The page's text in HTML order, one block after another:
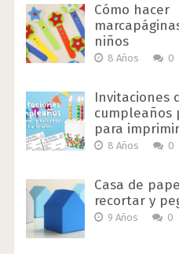
Cómo hacer
niños
8 Años 0
Invitaciones
cumpleaños
para
8 Años 0
Casa de
recortar y
9 Años 0